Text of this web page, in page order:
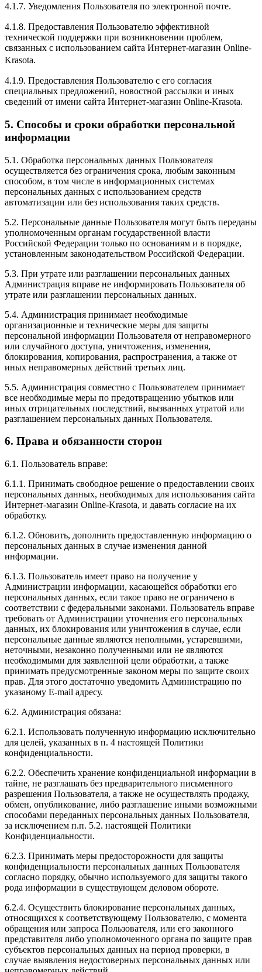
4.1.7. Уведомления Пользователя по электронной почте.
4.1.8. Предоставления Пользователю эффективной
технической поддержки при возникновении проблем,
связанных с использованием сайта Интернет-магазин Online-
Krasota.
4.1.9. Предоставления Пользователю с его согласия
специальных предложений, новостной рассылки и иных
сведений от имени сайта Интернет-магазин Online-Krasota.
5. Способы и сроки обработки персональной
информации
5.1. Обработка персональных данных Пользователя
осуществляется без ограничения срока, любым законным
способом, в том числе в информационных системах
персональных данных с использованием средств
автоматизации или без использования таких средств.
5.2. Персональные данные Пользователя могут быть переданы
уполномоченным органам государственной власти
Российской Федерации только по основаниям и в порядке,
установленным законодательством Российской Федерации.
5.3. При утрате или разглашении персональных данных
Администрация вправе не информировать Пользователя об
утрате или разглашении персональных данных.
5.4. Администрация принимает необходимые
организационные и технические меры для защиты
персональной информации Пользователя от неправомерного
или случайного доступа, уничтожения, изменения,
блокирования, копирования, распространения, а также от
иных неправомерных действий третьих лиц.
5.5. Администрация совместно с Пользователем принимает
все необходимые меры по предотвращению убытков или
иных отрицательных последствий, вызванных утратой или
разглашением персональных данных Пользователя.
6. Права и обязанности сторон
6.1. Пользователь вправе:
6.1.1. Принимать свободное решение о предоставлении своих
персональных данных, необходимых для использования сайта
Интернет-магазин Online-Krasota, и давать согласие на их
обработку.
6.1.2. Обновить, дополнить предоставленную информацию о
персональных данных в случае изменения данной
информации.
6.1.3. Пользователь имеет право на получение у
Администрации информации, касающейся обработки его
персональных данных, если такое право не ограничено в
соответствии с федеральными законами. Пользователь вправе
требовать от Администрации уточнения его персональных
данных, их блокирования или уничтожения в случае, если
персональные данные являются неполными, устаревшими,
неточными, незаконно полученными или не являются
необходимыми для заявленной цели обработки, а также
принимать предусмотренные законом меры по защите своих
прав. Для этого достаточно уведомить Администрацию по
указаному E-mail адресу.
6.2. Администрация обязана:
6.2.1. Использовать полученную информацию исключительно
для целей, указанных в п. 4 настоящей Политики
конфиденциальности.
6.2.2. Обеспечить хранение конфиденциальной информации в
тайне, не разглашать без предварительного письменного
разрешения Пользователя, а также не осуществлять продажу,
обмен, опубликование, либо разглашение иными возможными
способами переданных персональных данных Пользователя,
за исключением п.п. 5.2. настоящей Политики
Конфиденциальности.
6.2.3. Принимать меры предосторожности для защиты
конфиденциальности персональных данных Пользователя
согласно порядку, обычно используемого для защиты такого
рода информации в существующем деловом обороте.
6.2.4. Осуществить блокирование персональных данных,
относящихся к соответствующему Пользователю, с момента
обращения или запроса Пользователя, или его законного
представителя либо уполномоченного органа по защите прав
субъектов персональных данных на период проверки, в
случае выявления недостоверных персональных данных или